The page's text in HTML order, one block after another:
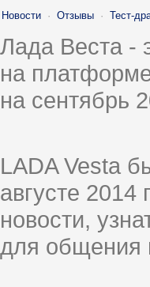
Новости · Отзывы · Тест-
Лада Веста -
на
на сентябрь
LADA Vesta
августе
новости,
для общения